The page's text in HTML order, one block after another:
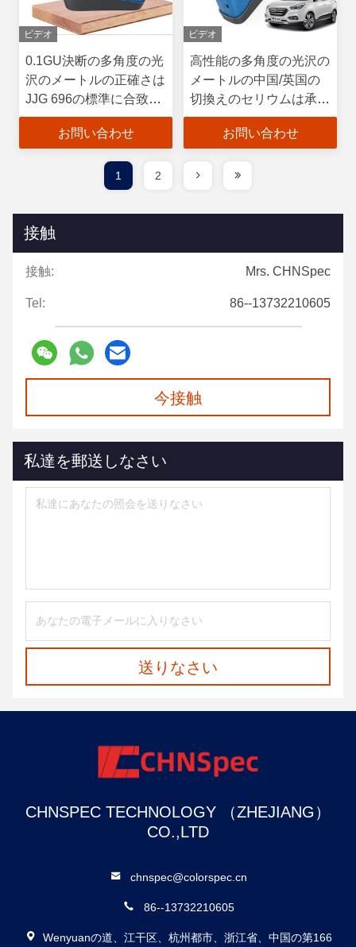
ビデオ
0.1GU決断の多角度の光
沢のメートルの正確さは
JJG 696の標準に合致し
ます
お問い合わせ
ビデオ
高性能の多角度の光沢の
メートルの中国/英国の
切換えのセリウムは承認
しました
お問い合わせ
1 2
接触
接触: Mrs. CHNSpec
Tel: 86--13732210605
今接触
私達を郵送しなさい
送りなさい
CHNSPEC TECHNOLOGY （ZHEJIANG）
CO.,LTD
chnspec@colorspec.cn
86--13732210605
Wenyuanの道、江干区、杭州都市、浙江省、中国の第166